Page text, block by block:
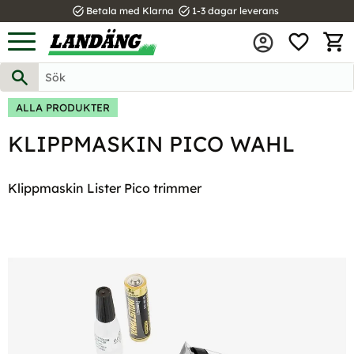
Meny
task_alt Betala med Klarna task_alt 1-3 dagar leverans
ALLA PRODUKTER
KLIPPMASKIN PICO WAHL
Klippmaskin Lister Pico trimmer